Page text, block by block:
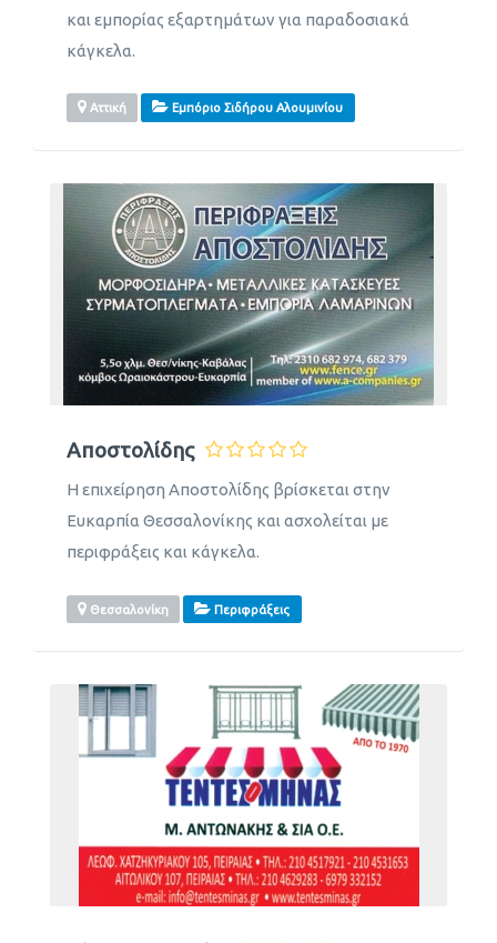
και εμπορίας εξαρτημάτων για παραδοσιακά
κάγκελα.
Αττική Εμπόριο Σιδήρου Αλουμινίου
Αποστολίδης
Η επιχείρηση Αποστολίδης βρίσκεται στην
Ευκαρπία Θεσσαλονίκης και ασχολείται με
περιφράξεις και κάγκελα.
Θεσσαλονίκη Περιφράξεις